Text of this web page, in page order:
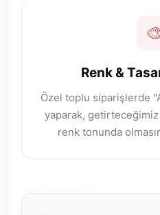
🎨
Renk &
Özel toplu siparişlerde
yaparak,
renk tonunda